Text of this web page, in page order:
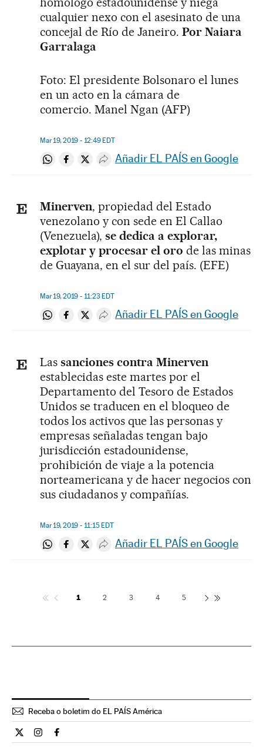
cualquier nexo con el asesinato de una
concejal de Río de Janeiro. Por Naiara
Garralaga
Foto: El presidente Bolsonaro el lunes
en un acto en la cámara de
comercio. Manel Ngan (AFP)
Mar 19, 2019 - 12:49 EDT
Compartir en Whatsapp
Compartir en Facebook
Compartir en Twitter
Desplegar Redes Sociales
Añadir EL PAÍS en Google
Minerven, propiedad del Estado
venezolano y con sede en El Callao
(Venezuela), se dedica a explorar,
explotar y procesar el oro de las minas
de Guayana, en el sur del país. (EFE)
Mar 19, 2019 - 11:23 EDT
Compartir en Whatsapp
Compartir en Facebook
Compartir en Twitter
Desplegar Redes Sociales
Añadir EL PAÍS en Google
Las sanciones contra Minerven
establecidas este martes por el
Departamento del Tesoro de Estados
Unidos se traducen en el bloqueo de
todos los activos que las personas y
empresas señaladas tengan bajo
jurisdicción estadounidense,
prohibición de viaje a la potencia
norteamericana y de hacer negocios con
sus ciudadanos y compañías.
Mar 19, 2019 - 11:15 EDT
Compartir en Whatsapp
Compartir en Facebook
Compartir en Twitter
Desplegar Redes Sociales
Añadir EL PAÍS en Google
1 2 3 4 5
Receba o boletim do EL PAÍS América
Internacional El País Brasil en Twitter
Internacional El País Brasil en Instagram
Internacional El País Brasil en Facebook